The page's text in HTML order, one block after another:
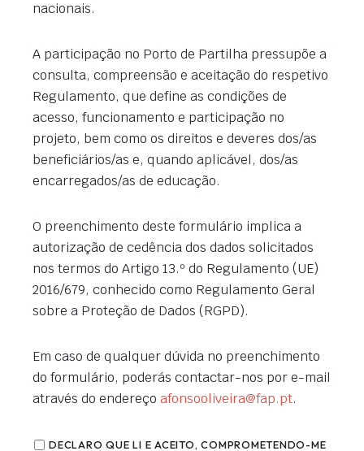
nacionais.
A participação no Porto de Partilha pressupõe a
consulta, compreensão e aceitação do respetivo
Regulamento, que define as condições de
acesso, funcionamento e participação no
projeto, bem como os direitos e deveres dos/as
beneficiários/as e, quando aplicável, dos/as
encarregados/as de educação.
O preenchimento deste formulário implica a
autorização de cedência dos dados solicitados
nos termos do Artigo 13.º do Regulamento (UE)
2016/679, conhecido como Regulamento Geral
sobre a Proteção de Dados (RGPD).
Em caso de qualquer dúvida no preenchimento
do formulário, poderás contactar-nos por e-mail
através do endereço afonsooliveira@fap.pt.
DECLARO QUE LI E ACEITO, COMPROMETENDO-ME